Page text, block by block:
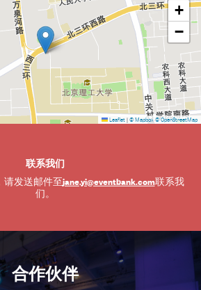
+
−
Leaflet | © Mapbox © OpenStreetMap
联系我们
请发送邮件至jane.yi@eventbank.com联系我
们。
合作伙伴